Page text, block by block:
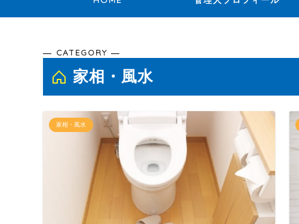
― CATEGORY ―
家相・風水
家相・風水